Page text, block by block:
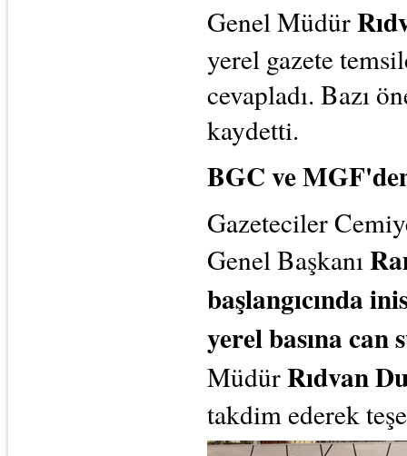
Genel Müdür
yerel gazete
cevapladı. Bazı
kaydetti.
BGC ve
Gazeteciler
Genel Başkanı
başlangıcında
yerel basına
MüdürRıdvan
takdim ederek